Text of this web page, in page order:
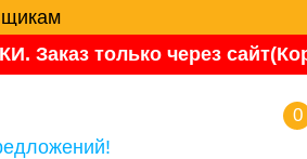
только через
0